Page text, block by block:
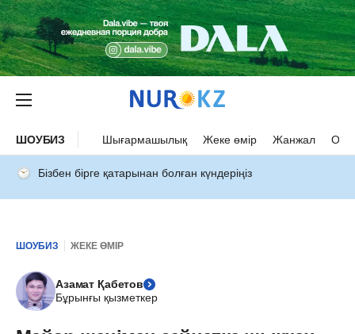
ШОУБИЗ Шығармашылық Жеке өмір Жанжал
Бізбен бірге қатарынан болған күндеріңіз
ШОУБИЗ ЖЕКЕ ӨМІР
Азамат Қабетов
Бұрынғы қызметкер